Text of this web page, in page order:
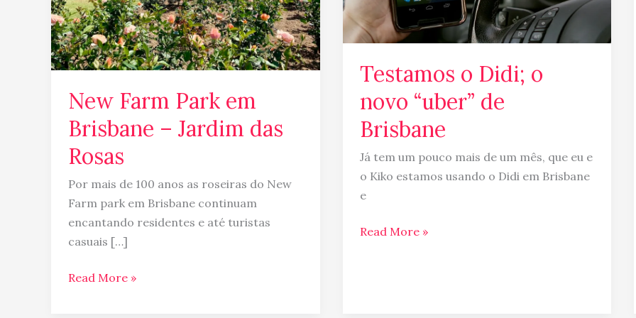
New Farm Park em
Brisbane – Jardim das
Rosas
Por mais de 100 anos as roseiras do New
Farm park em Brisbane continuam
encantando residentes e até turistas
casuais […]
das
Rosas
Read More »
Testamos o Didi; o
novo “uber” de
Brisbane
Já tem um pouco mais de um mês, que eu e
o Kiko estamos usando o Didi em Brisbane
e
Brisbane
Read More »